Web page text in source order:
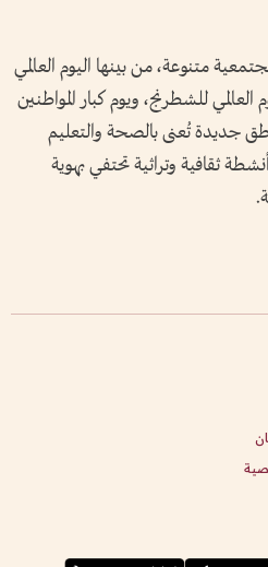
متنوعة، من بينها اليوم العالمي
العالمي للشطرنج، ويوم كبار المواطنين
جديدة تُعنى بالصحة والتعليم
ثقافية وتراثية تحتفي بهوية